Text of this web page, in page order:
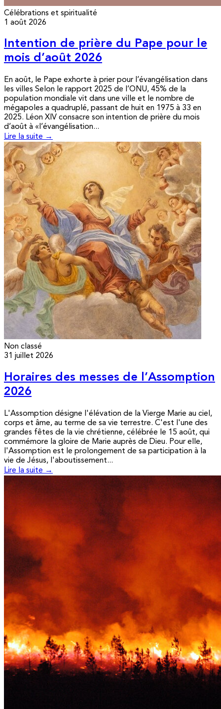
Célébrations et spiritualité
1 août 2026
Intention de prière du Pape pour le
mois d’août 2026
En août, le Pape exhorte à prier pour l’évangélisation dans
les villes Selon le rapport 2025 de l’ONU, 45% de la
population mondiale vit dans une ville et le nombre de
mégapoles a quadruplé, passant de huit en 1975 à 33 en
2025. Léon XIV consacre son intention de prière du mois
d’août à «l’évangélisation...
Lire la suite →
Non classé
31 juillet 2026
Horaires des messes de l’Assomption
2026
L'Assomption désigne l'élévation de la Vierge Marie au ciel,
corps et âme, au terme de sa vie terrestre. C'est l'une des
grandes fêtes de la vie chrétienne, célébrée le 15 août, qui
commémore la gloire de Marie auprès de Dieu. Pour elle,
l'Assomption est le prolongement de sa participation à la
vie de Jésus, l'aboutissement...
Lire la suite →